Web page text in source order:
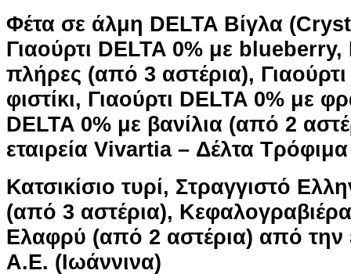
Φέτα σε άλμη DELTA Βίγλα
Γιαούρτι DELTA 0% με blueberry,
πλήρες (από 3 αστέρια),
φιστίκι, Γιαούρτι DELTA 0% με
DELTA 0% με βανίλια (από 2
εταιρεία Vivartia – Δέλτα
Κατσικίσιο τυρί, Στραγγιστό
(από 3 αστέρια),
Ελαφρύ (από 2 αστέρια) από
Α.Ε. (Ιωάννινα)